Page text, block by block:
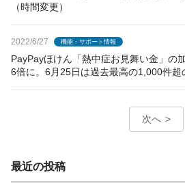
（時間変更）
2022/6/27 機能・サポート情報
PayPayほけん「熱中症お見舞い金」の
6倍に。6月25日は過去最高の1,000件超
次へ
最近の投稿